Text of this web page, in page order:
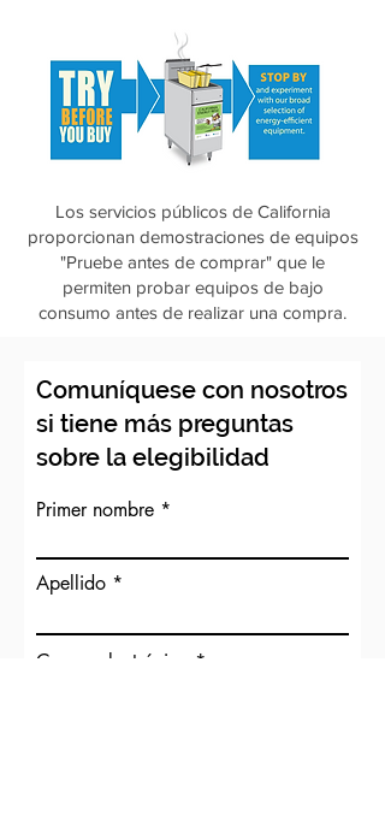
Los servicios públicos de California
proporcionan demostraciones de equipos
"Pruebe antes de comprar" que le
permiten probar equipos de bajo
consumo antes de realizar una compra.
Comuníquese con nosotros
si tiene más preguntas
sobre la elegibilidad
Primer nombre
Apellido
Correo electrónico